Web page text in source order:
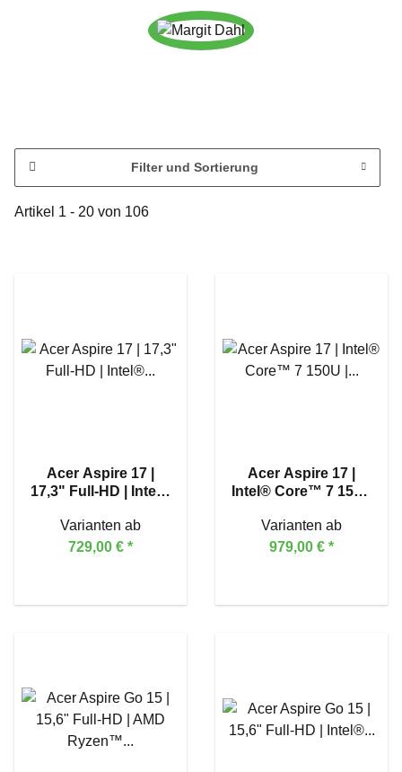
Filter und Sortierung
Artikel 1 - 20 von 106
Acer Aspire 17 |
17,3" Full-HD | Intel®
Varianten ab
729,00 € *
Acer Aspire 17 |
Intel® Core™ 7 150U
Varianten ab
979,00 € *